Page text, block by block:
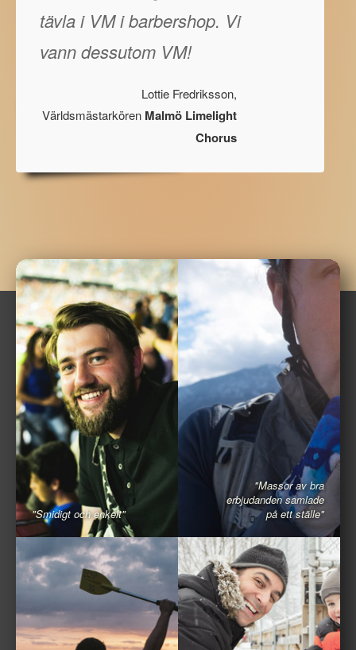
tävla i VM i barbershop. Vi
vann dessutom VM!
Lottie Fredriksson,
Världsmästarkören Malmö Limelight
Chorus
"Smidigt och enkelt"
"Massor av bra
erbjudanden samlade
på ett ställe"